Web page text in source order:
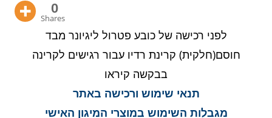
0
Shares
לפני רכישה של כובע פטרול ליגיונר מבד
חוסם(חלקית) קרינת רדיו עבור רגישים לקרינה
בבקשה קיראו
תנאי שימוש ורכישה באתר
מגבלות השימוש במוצרי המיגון האישי